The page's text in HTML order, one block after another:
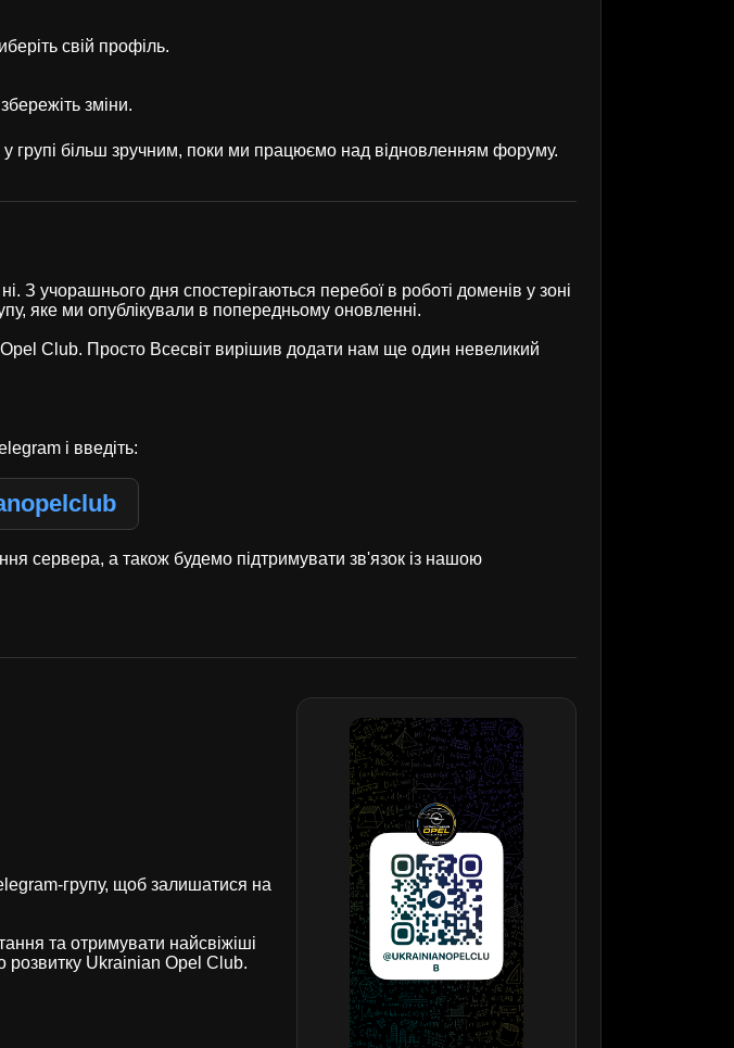
свій профіль.
зміни.
групі більш зручним, поки ми працюємо над відновленням форуму.
З учорашнього дня спостерігаються перебої в роботі доменів у зоні
яке ми опублікували в попередньому оновленні.
Club. Просто Всесвіт вирішив додати нам ще один невеликий
і введіть:
сервера, а також будемо підтримувати зв'язок із нашою
групу, щоб залишатися на
та отримувати найсвіжіші
Ukrainian Opel Club.